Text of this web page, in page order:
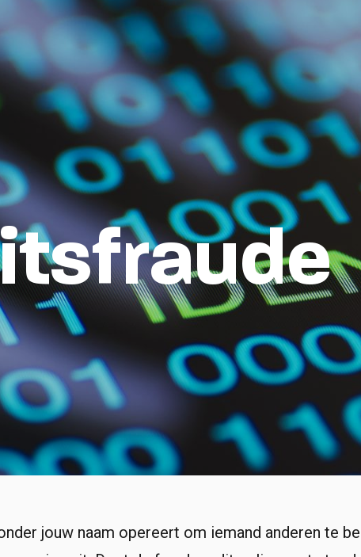
jouw naam opereert om iemand anderen te